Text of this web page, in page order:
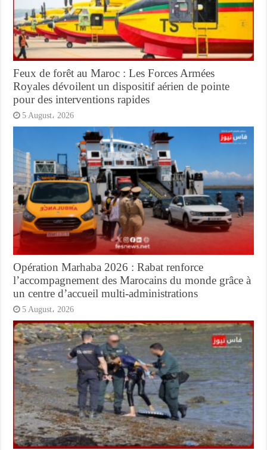
Feux de forêt au Maroc : Les Forces Armées
Royales dévoilent un dispositif aérien de pointe
pour des interventions rapides
5 August، 2026
Opération Marhaba 2026 : Rabat renforce
l’accompagnement des Marocains du monde grâce à
un centre d’accueil multi-administrations
5 August، 2026